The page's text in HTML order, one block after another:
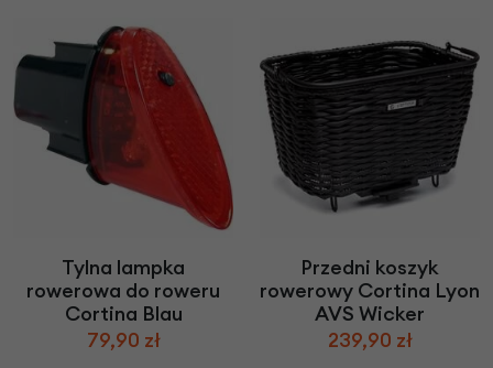
Tylna lampka
rowerowa do roweru
Cortina Blau
79,90 zł
Przedni koszyk
rowerowy Cortina Lyon
AVS Wicker
239,90 zł